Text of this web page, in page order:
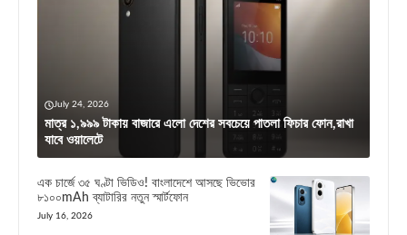
July 24, 2026
মাত্র ১,৯৯৯ টাকায় বাজারে এলো দেশের সবচেয়ে পাতলা ফিচার ফোন,রাখা
যাবে ওয়ালেটে
এক চার্জে ৩৫ ঘণ্টা ভিডিও! বাংলাদেশে আসছে ভিভোর
৮১০০mAh ব্যাটারির নতুন স্মার্টফোন
July 16, 2026